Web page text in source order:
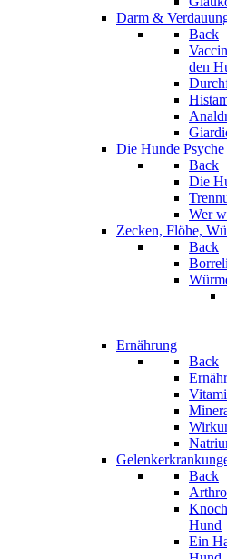
Darm &
Back
den
Die Hunde Psyche
Back
Die
Wer
Zecken, Flöhe,
Back
Ernährung
Back
Back
Hund
Ein